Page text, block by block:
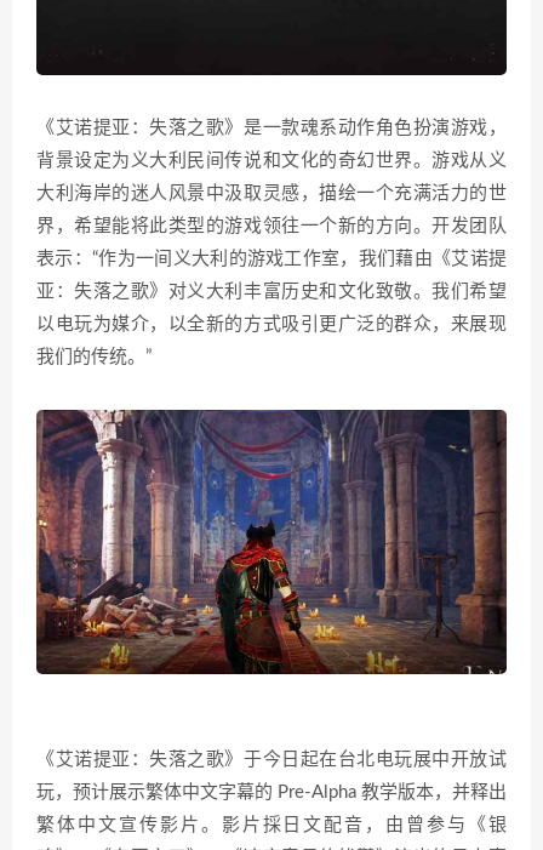
《艾诺提亚：失落之歌》是一款魂系动作角色扮演游戏，
背景设定为义大利民间传说和文化的奇幻世界。游戏从义
大利海岸的迷人风景中汲取灵感，描绘一个充满活力的世
界，希望能将此类型的游戏领往一个新的方向。开发团队
表示：“作为一间义大利的游戏工作室，我们藉由《艾诺提
亚：失落之歌》对义大利丰富历史和文化致敬。我们希望
以电玩为媒介，以全新的方式吸引更广泛的群众，来展现
我们的传统。”
《艾诺提亚：失落之歌》于今日起在台北电玩展中开放试
玩，预计展示繁体中文字幕的 Pre-Alpha 教学版本，并释出
繁体中文宣传影片。影片採日文配音，由曾参与《银